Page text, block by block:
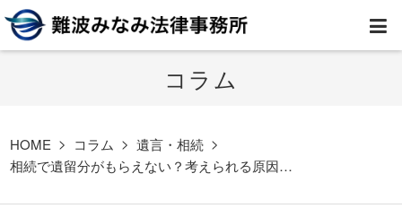
コラム
HOME コラム
遺言・相続
相続で遺留分がもらえない？考えられる原因…
HOME